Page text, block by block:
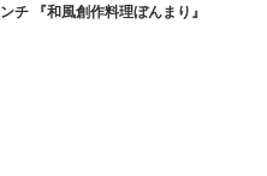
ンチ 『和風創作料理ぼんまり』